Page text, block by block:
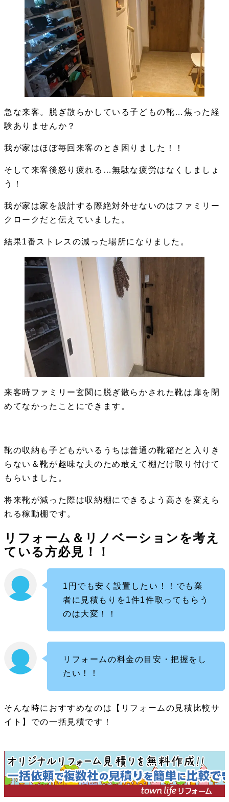
急な来客。脱ぎ散らかしている子どもの靴… 焦った経
験ありませんか？
我が家はほぼ毎回来客のとき困りました！！
そして来客後怒り疲れる…無駄な疲労はなくしましょ
う！
我が家は家を設計する際絶対外せないのはファミリー
クロークだと伝えていました。
結果1番ストレスの減った場所になりました。
来客時ファミリー玄関に脱ぎ散らかされた靴は扉を閉
めてなかったことにできます。
靴の収納も子どもがいるうちは普通の靴箱だと入りき
らない＆靴が趣味な夫のため敢えて棚だけ取り付けて
もらいました。
将来靴が減った際は収納棚にできるよう高さを変えら
れる稼動棚です。
リフォーム＆リノベーションを考え
ている方必見！！
1円でも安く設置したい！！でも業
者に見積もりを1件1件取ってもらう
のは大変！！
リフォームの料金の目安・把握をし
たい！！
そんな時におすすめなのは【リフォームの見積比較サ
イト】での一括見積です！